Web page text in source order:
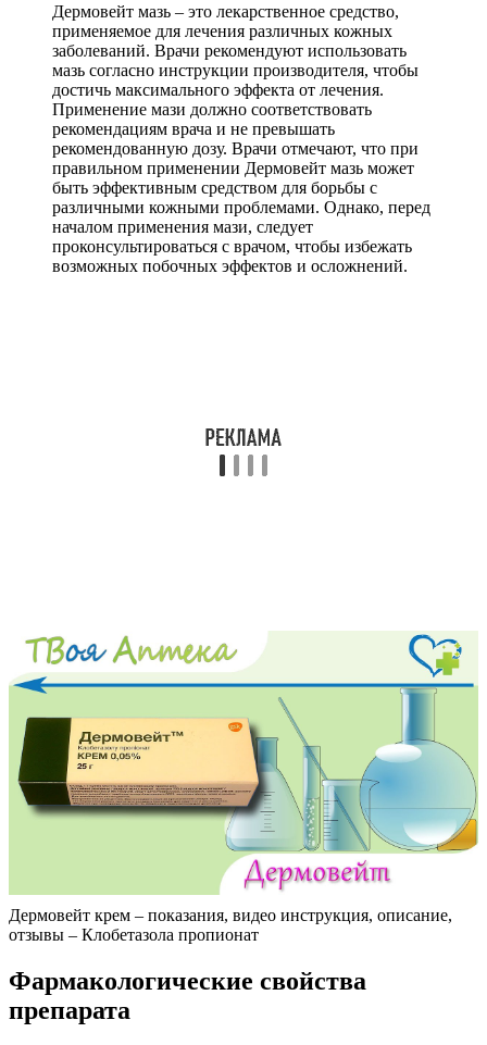
Дермовейт мазь – это лекарственное средство,
применяемое для лечения различных кожных
заболеваний. Врачи рекомендуют использовать
мазь согласно инструкции производителя, чтобы
достичь максимального эффекта от лечения.
Применение мази должно соответствовать
рекомендациям врача и не превышать
рекомендованную дозу. Врачи отмечают, что при
правильном применении Дермовейт мазь может
быть эффективным средством для борьбы с
различными кожными проблемами. Однако, перед
началом применения мази, следует
проконсультироваться с врачом, чтобы избежать
возможных побочных эффектов и осложнений.
Дермовейт крем – показания, видео инструкция, описание,
отзывы – Клобетазола пропионат
Фармакологические свойства
препарата